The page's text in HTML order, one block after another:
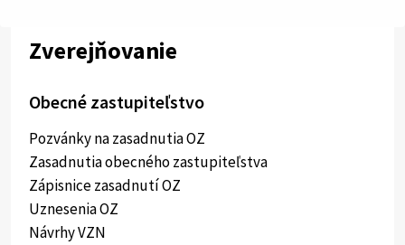
Zverejňovanie
Obecné zastupiteľstvo
Pozvánky na zasadnutia OZ
Zasadnutia obecného zastupiteľstva
Zápisnice zasadnutí OZ
Uznesenia OZ
Návrhy VZN